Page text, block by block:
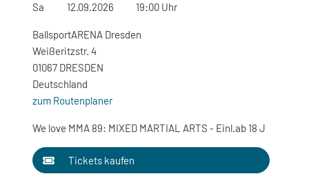
Sa 12.09.2026 19:00 Uhr
BallsportARENA Dresden
Weißeritzstr. 4
01067 DRESDEN
Deutschland
zum Routenplaner
We love MMA 89: MIXED MARTIAL ARTS - Einl.ab 18 J
Tickets kaufen